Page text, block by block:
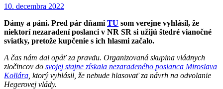
10. decembra 2022
Dámy a páni. Pred pár dňami TU som verejne vyhlásil, že
niektorí nezaradení poslanci v NR SR si užijú štedré vianočné
sviatky, pretože kupčenie s ich hlasmi začalo.
A čas nám dal opäť za pravdu. Organizovaná skupina vládnych
zločincov do svojej stajne získala nezaradeného poslanca Miroslava
Kollára , ktorý vyhlásil, že nebude hlasovať za návrh na odvolanie
Hegerovej vlády.